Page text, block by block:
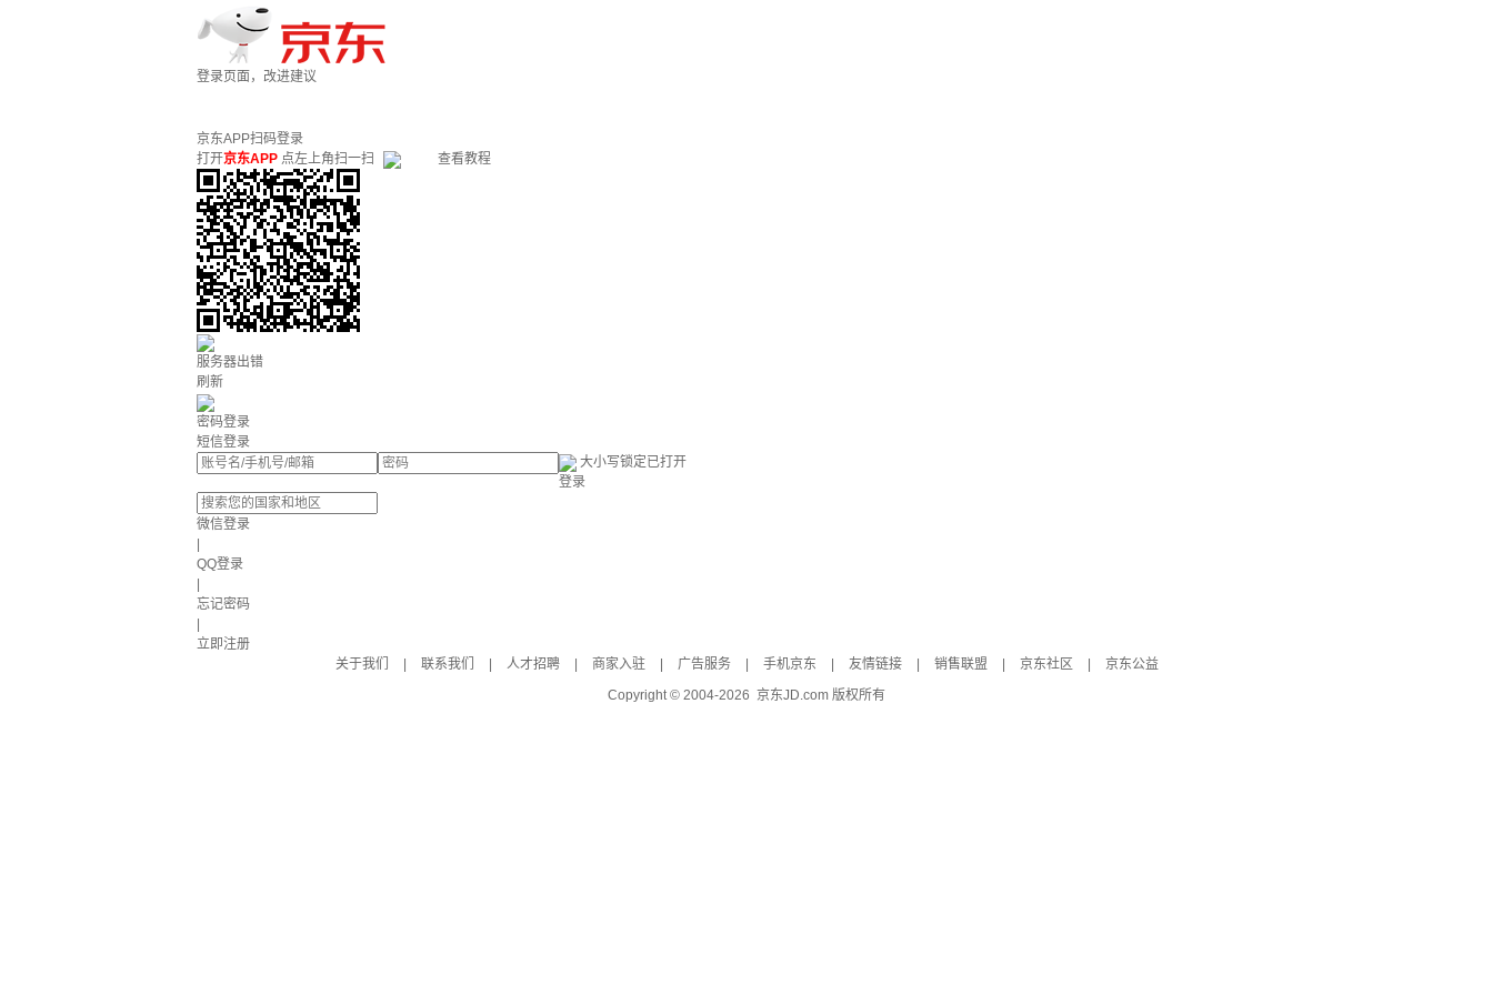
登录页面，改进建议
京东APP扫码登录
打开京东APP 点左上角扫一扫 查看教程
服务器出错
刷新
密码登录
短信登录
大小写锁定已打开
登录
微信登录
QQ登录
忘记密码
立即注册
关于我们
联系我们 人才招聘 商家入驻 广告服务 手机京东 友情链接 销售联盟 京东社区
京东公益
Copyright © 2004-2026 京东JD.com 版权所有